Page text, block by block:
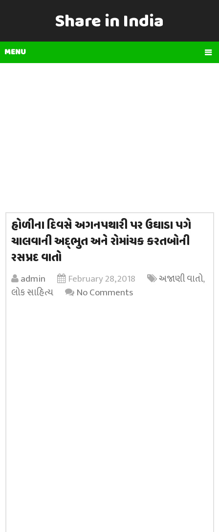
Share in India
MENU
હોળીના દિવસે અગનપથારી પર ઉઘાડા પગે
ચાલવાની અદ્‌ભુત અને રોમાંચક કરતબોની
રસપ્રદ વાતો
admin February 28, 2018 અજાણી વાતો,
લોક સાહિત્ય
No Comments